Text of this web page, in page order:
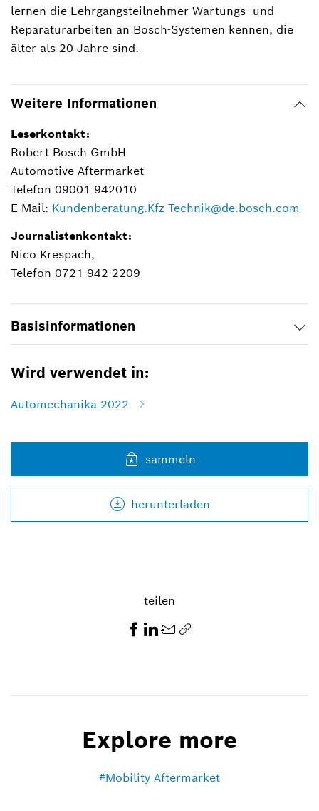
lernen die Lehrgangsteilnehmer Wartungs- und
Reparaturarbeiten an Bosch-Systemen kennen, die
älter als 20 Jahre sind.
Weitere Informationen
Leserkontakt:
Robert Bosch GmbH
Automotive Aftermarket
Telefon 09001 942010
E-Mail: Kundenberatung.Kfz-Technik@de.bosch.com
Journalistenkontakt:
Nico Krespach,
Telefon 0721 942-2209
Basisinformationen
Wird verwendet in:
Automechanika 2022
sammeln
herunterladen
teilen
Explore more
Mobility Aftermarket